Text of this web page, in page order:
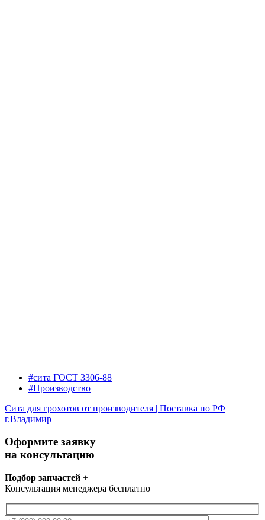
#сита ГОСТ 3306-88
#Производство
Сита для грохотов от производителя | Поставка по РФ
г.Владимир
Оформите заявку
на консультацию
Подбор запчастей +
Консультация менеджера бесплатно